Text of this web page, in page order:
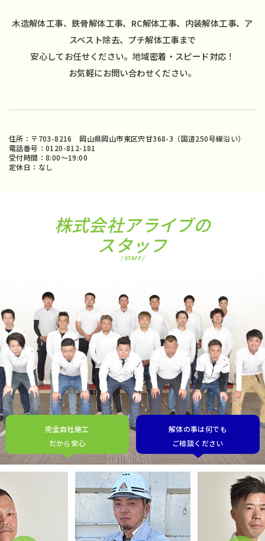
木造解体工事、鉄骨解体工事、RC解体工事、内装解体工事、ア
スベスト除去、プチ解体工事まで
安心してお任せください。地域密着・スピード対応！
お気軽にお問い合わせください。
住所：〒703-8216 岡山県岡山市東区宍甘368-3（国道250号線沿い）
電話番号：0120-812-181
受付時間：8:00〜19:00
定休日：なし
株式会社アライブの
スタッフ
/ STAFF /
完全自社施工
だから安心
解体の事は何でも
ご相談ください